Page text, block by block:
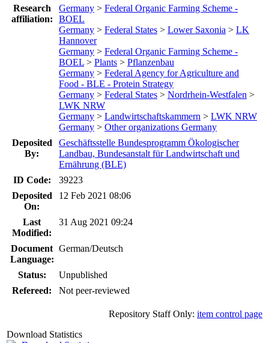
Research
affiliation:
Germany > Federal Organic Farming Scheme -
BOEL
Germany > Federal States > Lower Saxonia > LK
Hannover
Germany > Federal Organic Farming Scheme -
BOEL > Plants > Pflanzenbau
Germany > Federal Agency for Agriculture and
Food - BLE - Protein Strategy
Germany > Federal States > Nordrhein-Westfalen >
LWK NRW
Germany > Landwirtschaftskammern > LWK NRW
Germany > Other organizations Germany
Deposited
By:
Geschäftsstelle Bundesprogramm Ökologischer
Landbau, Bundesanstalt für Landwirtschaft und
Ernährung (BLE)
ID Code:
39223
Deposited
On:
12 Feb 2021 08:06
Last
Modified:
31 Aug 2021 09:24
Document
Language:
German/Deutsch
Status:
Unpublished
Refereed:
Not peer-reviewed
Repository Staff Only: item control page
Download Statistics